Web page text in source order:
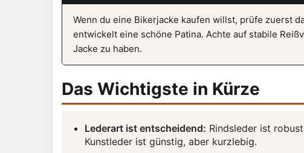
Wenn du eine Bikerjacke kaufen willst, prüfe zuerst
entwickelt eine schöne Patina. Achte auf stabile
Jacke zu haben.
Das Wichtigste in Kürze
Lederart ist entscheidend: Rindsleder ist
Kunstleder ist günstig, aber kurzlebig.